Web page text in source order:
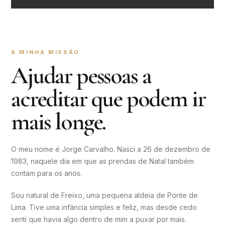
A MINHA MISSÃO
Ajudar pessoas a
acreditar que podem ir
mais longe.
O meu nome é Jorge Carvalho. Nasci a 26 de dezembro de
1983, naquele dia em que as prendas de Natal também
contam para os anos.
Sou natural de Freixo, uma pequena aldeia de Ponte de
Lima. Tive uma infância simples e feliz, mas desde cedo
senti que havia algo dentro de mim a puxar por mais.